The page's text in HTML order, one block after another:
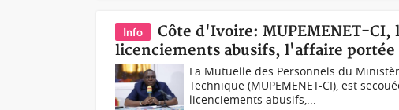
Info
Côte d'Ivoire: MUPEMENET-
licenciements abusifs, l'affaire
La Mutuelle des Personnels du
Technique (MUPEMENET-CI), est
licenciements abusifs,...